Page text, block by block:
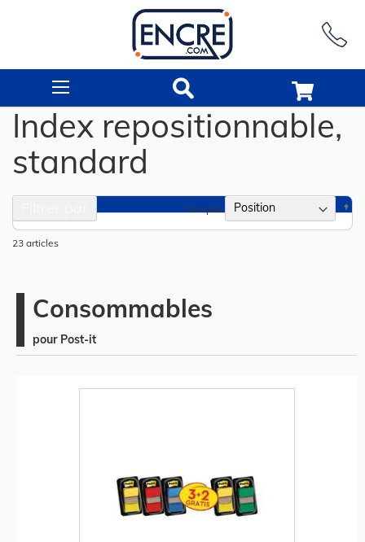
Index repositionnable,
standard
23 articles
Trier par
Consommables
pour Post-it